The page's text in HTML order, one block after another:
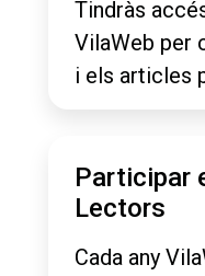
Tindràs
VilaWeb per
i els articles
Participar
Lectors
Cada any